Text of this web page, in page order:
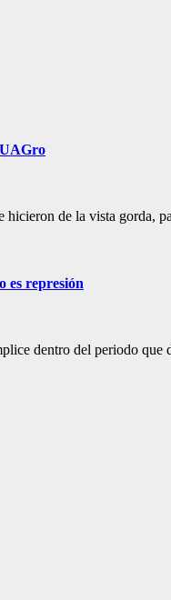
hicieron de la vista gorda,
es represión
dentro del periodo